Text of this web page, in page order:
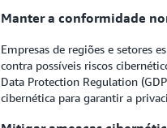
Manter a conformidade
Empresas de regiões e setores
contra possíveis riscos
Data Protection Regulation
cibernética para garantir a